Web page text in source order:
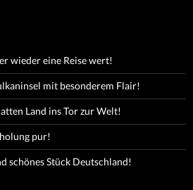
wieder eine Reise wert!
mit besonderem Flair!
Land ins Tor zur Welt!
pur!
schönes Stück Deutschland!